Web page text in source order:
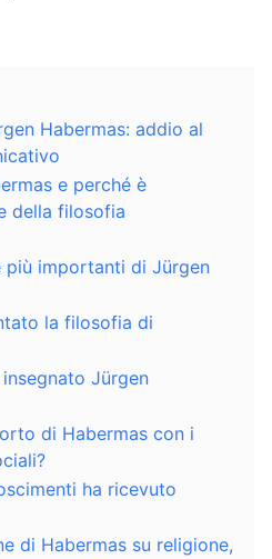
Habermas: addio al
e perché è
della filosofia
più importanti di Jürgen
la filosofia di
Jürgen
di Habermas con i
ha ricevuto
di Habermas su religione,